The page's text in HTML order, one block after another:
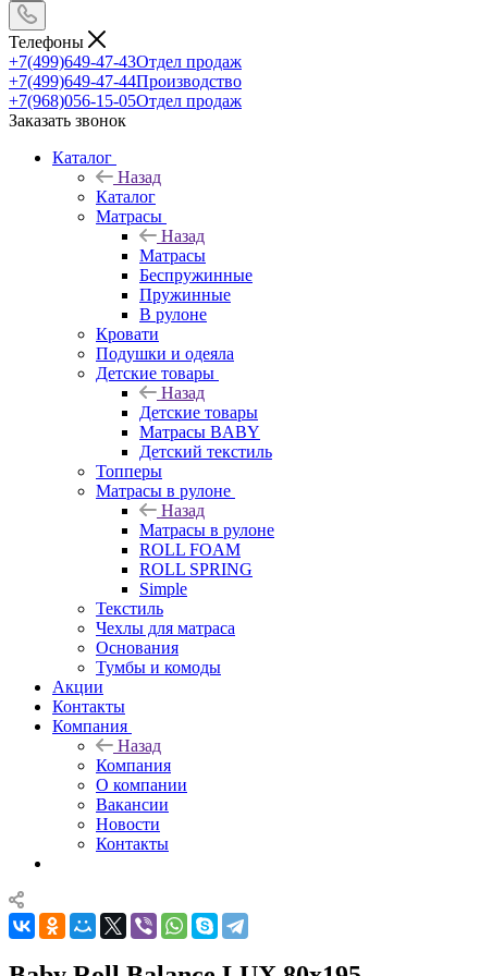
Телефоны
+7(499)649-47-43Отдел продаж
+7(499)649-47-44Производство
+7(968)056-15-05Отдел продаж
Заказать звонок
Каталог
Назад
Каталог
Матрасы
Назад
Матрасы
Беспружинные
Пружинные
В рулоне
Кровати
Подушки и одеяла
Детские товары
Назад
Детские товары
Матрасы BABY
Детский текстиль
Топперы
Матрасы в рулоне
Назад
Матрасы в рулоне
ROLL FOAM
ROLL SPRING
Simple
Текстиль
Чехлы для матраса
Основания
Тумбы и комоды
Акции
Контакты
Компания
Назад
Компания
О компании
Вакансии
Новости
Контакты